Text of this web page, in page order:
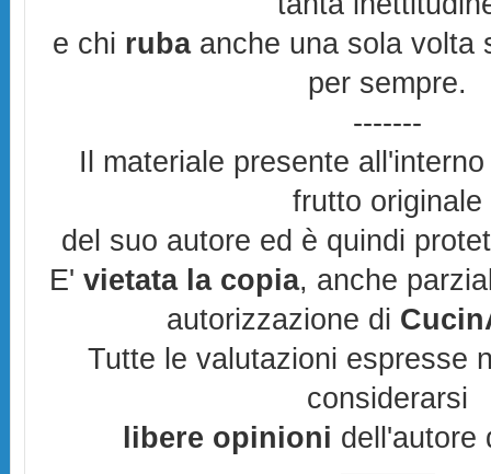
e chi rubaanche una sola volta
per sempre.
-------
Il materiale presente
frutto originale
del suo autore ed è quindi
E'vietata la copia, anche
autorizzazione di
Tutte le valutazioni espresse
considerarsi
libere opinioni dell'autore